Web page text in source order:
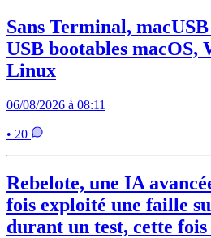
Sans Terminal,
USB bootables macOS,
Linux
06/08/2026 à 08:11
• 20
Rebelote, une IA
fois exploité une faille
durant un test, cette